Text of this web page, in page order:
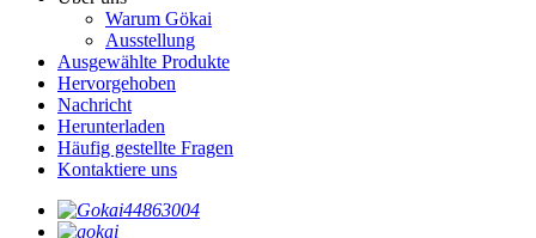
Warum Gökai
Ausstellung
Ausgewählte Produkte
Hervorgehoben
Nachricht
Herunterladen
Häufig gestellte Fragen
Kontaktiere uns